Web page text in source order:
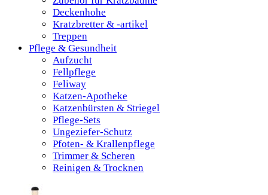
Deckenhohe
Kratzbretter & -artikel
Treppen
Pflege & Gesundheit
Aufzucht
Fellpflege
Feliway
Katzen-Apotheke
Katzenbürsten & Striegel
Pflege-Sets
Ungeziefer-Schutz
Pfoten- & Krallenpflege
Trimmer & Scheren
Reinigen & Trocknen